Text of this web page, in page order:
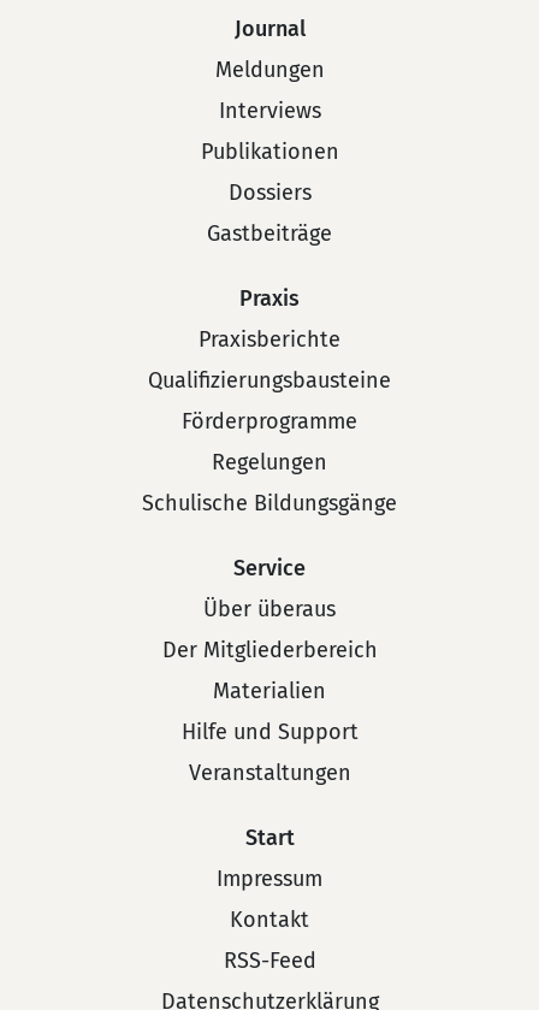
Journal
Meldungen
Interviews
Publikationen
Dossiers
Gastbeiträge
Praxis
Praxisberichte
Qualifizierungsbausteine
Förderprogramme
Regelungen
Schulische Bildungsgänge
Service
Über überaus
Der Mitgliederbereich
Materialien
Hilfe und Support
Veranstaltungen
Start
Impressum
Kontakt
RSS-Feed
Datenschutzerklärung